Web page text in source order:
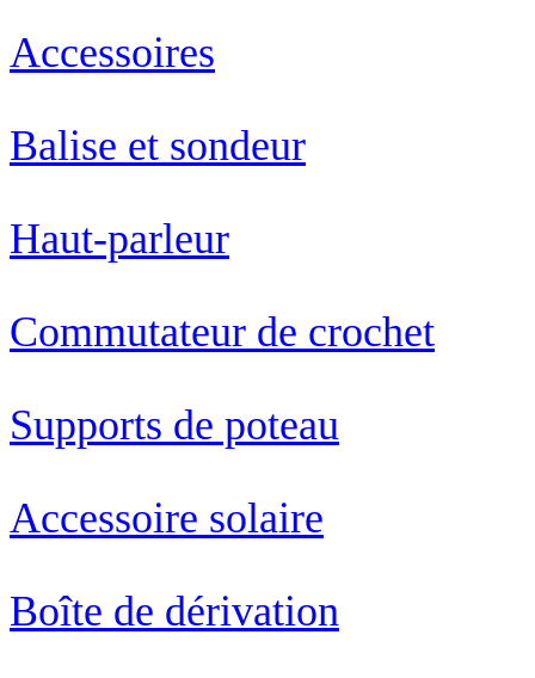
Accessoires
Balise et sondeur
Haut-parleur
Commutateur de crochet
Supports de poteau
Accessoire solaire
Boîte de dérivation